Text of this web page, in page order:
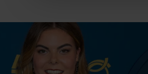
onze website blijft gebruiken.